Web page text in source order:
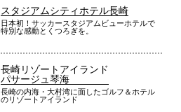
スタジアムシティホテル長崎
日本初！サッカースタジアムビューホテルで
特別な感動とくつろぎを。
長崎リゾートアイランド
パサージュ琴海
長崎の内海・大村湾に面したゴルフ＆ホテル
のリゾートアイランド